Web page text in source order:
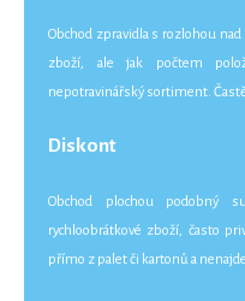
Obchod zpravidla s rozlohou
zboží, ale jak počtem
nepotravinářský sortiment.
Diskont
Obchod plochou podobný
rychloobrátkové zboží, často
přímo z palet či kartonů a